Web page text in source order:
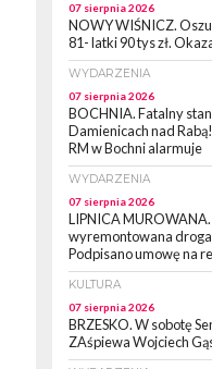
07 sierpnia 2026
NOWY WIŚNICZ.
81- latki 90 tys zł.
WYDARZENIA
07 sierpnia 2026
BOCHNIA. Fatalny
Damienicach nad
RM w Bochni alarmuje
WYDARZENIA
07 sierpnia 2026
LIPNICA
wyremontowana
Podpisano umowę na
KULTURA
07 sierpnia 2026
BRZESKO. W sobotę
ZAśpiewa Wojciech